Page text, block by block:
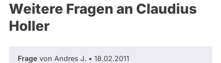
Weitere Fragen an Claudius
Holler
Frage von Andres J. • 18.02.2011